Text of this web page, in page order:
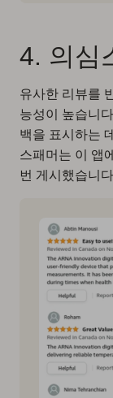
4. 의심
유사한 리뷰를
능성이 높습니
백을 표시하는
스패머는 이 앱
번 게시했습니